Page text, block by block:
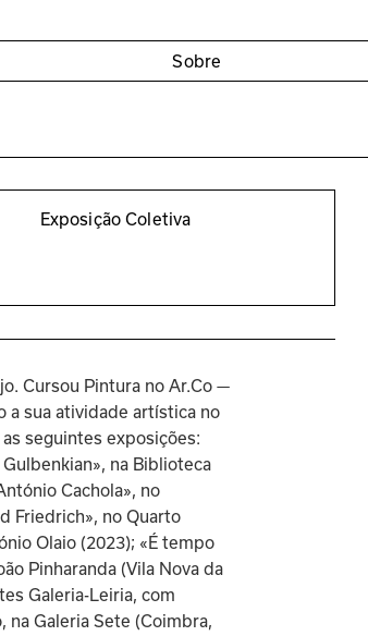
Sobre
Exposição Coletiva
Cursou Pintura no Ar.Co —
a sua atividade artística no
seguintes exposições:
na Biblioteca
Cachola», no
Friedrich», no Quarto
Olaio (2023); «É tempo
Pinharanda (Vila Nova da
Galeria-Leiria, com
na Galeria Sete (Coimbra,